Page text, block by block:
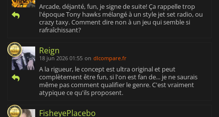
Arcade, déjanté, fun, je signe de suite! Ça rappelle trop
l'époque Tony hawks mélangé à un style jet set radio, ou
crazy taxy. Comment dire non à un jeu qui semble si
rafraîchissant?
Reign
18 jun 2026 01:55 on dlcompare.fr
A la rigueur, le concept est ultra original et peut
complètement être fun, si l'on est fan de... je ne saurais
même pas comment qualifier le genre. C'est vraiment
atypique ce qu'ils proposent.
FisheyePlacebo